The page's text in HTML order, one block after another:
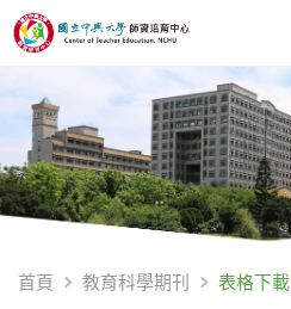
首頁 教育科學期刊 表格下載